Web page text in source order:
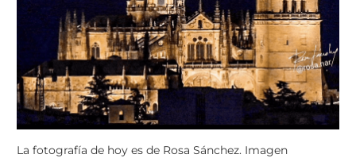
La fotografía de hoy es de Rosa Sánchez. Imagen